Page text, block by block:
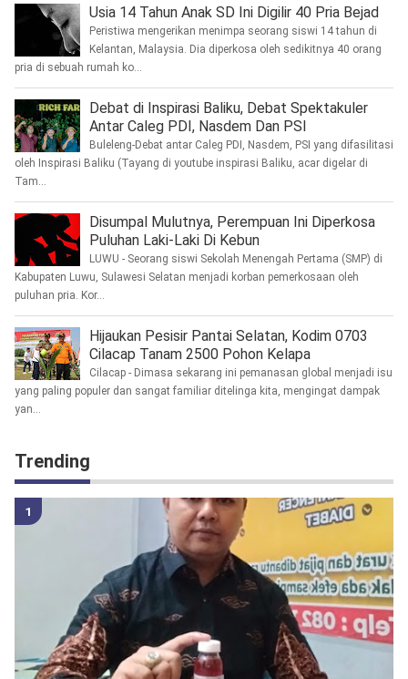
Usia 14 Tahun Anak SD Ini Digilir 40 Pria Bejad
Peristiwa mengerikan menimpa seorang siswi 14 tahun di
Kelantan, Malaysia. Dia diperkosa oleh sedikitnya 40 orang
pria di sebuah rumah ko...
Debat di Inspirasi Baliku, Debat Spektakuler
Antar Caleg PDI, Nasdem Dan PSI
Buleleng-Debat antar Caleg PDI, Nasdem, PSI yang difasilitasi
oleh Inspirasi Baliku (Tayang di youtube inspirasi Baliku, acar digelar di
Tam...
Disumpal Mulutnya, Perempuan Ini Diperkosa
Puluhan Laki-Laki Di Kebun
LUWU - Seorang siswi Sekolah Menengah Pertama (SMP) di
Kabupaten Luwu, Sulawesi Selatan menjadi korban pemerkosaan oleh
puluhan pria. Kor...
Hijaukan Pesisir Pantai Selatan, Kodim 0703
Cilacap Tanam 2500 Pohon Kelapa
Cilacap - Dimasa sekarang ini pemanasan global menjadi isu
yang paling populer dan sangat familiar ditelinga kita, mengingat dampak
yan...
Trending